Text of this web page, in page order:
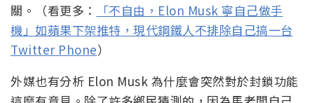
關。（看更多：
「不自由，Elon Musk 寧自己做手
機」如蘋果下架推特，現代鋼鐵人不排除自己搞一台
Twitter Phone）
外媒也有分析 Elon Musk 為什麼會突然對於封鎖功能